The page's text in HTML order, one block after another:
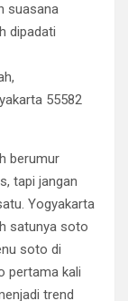
suasana
dipadati
55582
berumur
tapi jangan
Yogyakarta
satunya soto
soto di
pertama kali
trend